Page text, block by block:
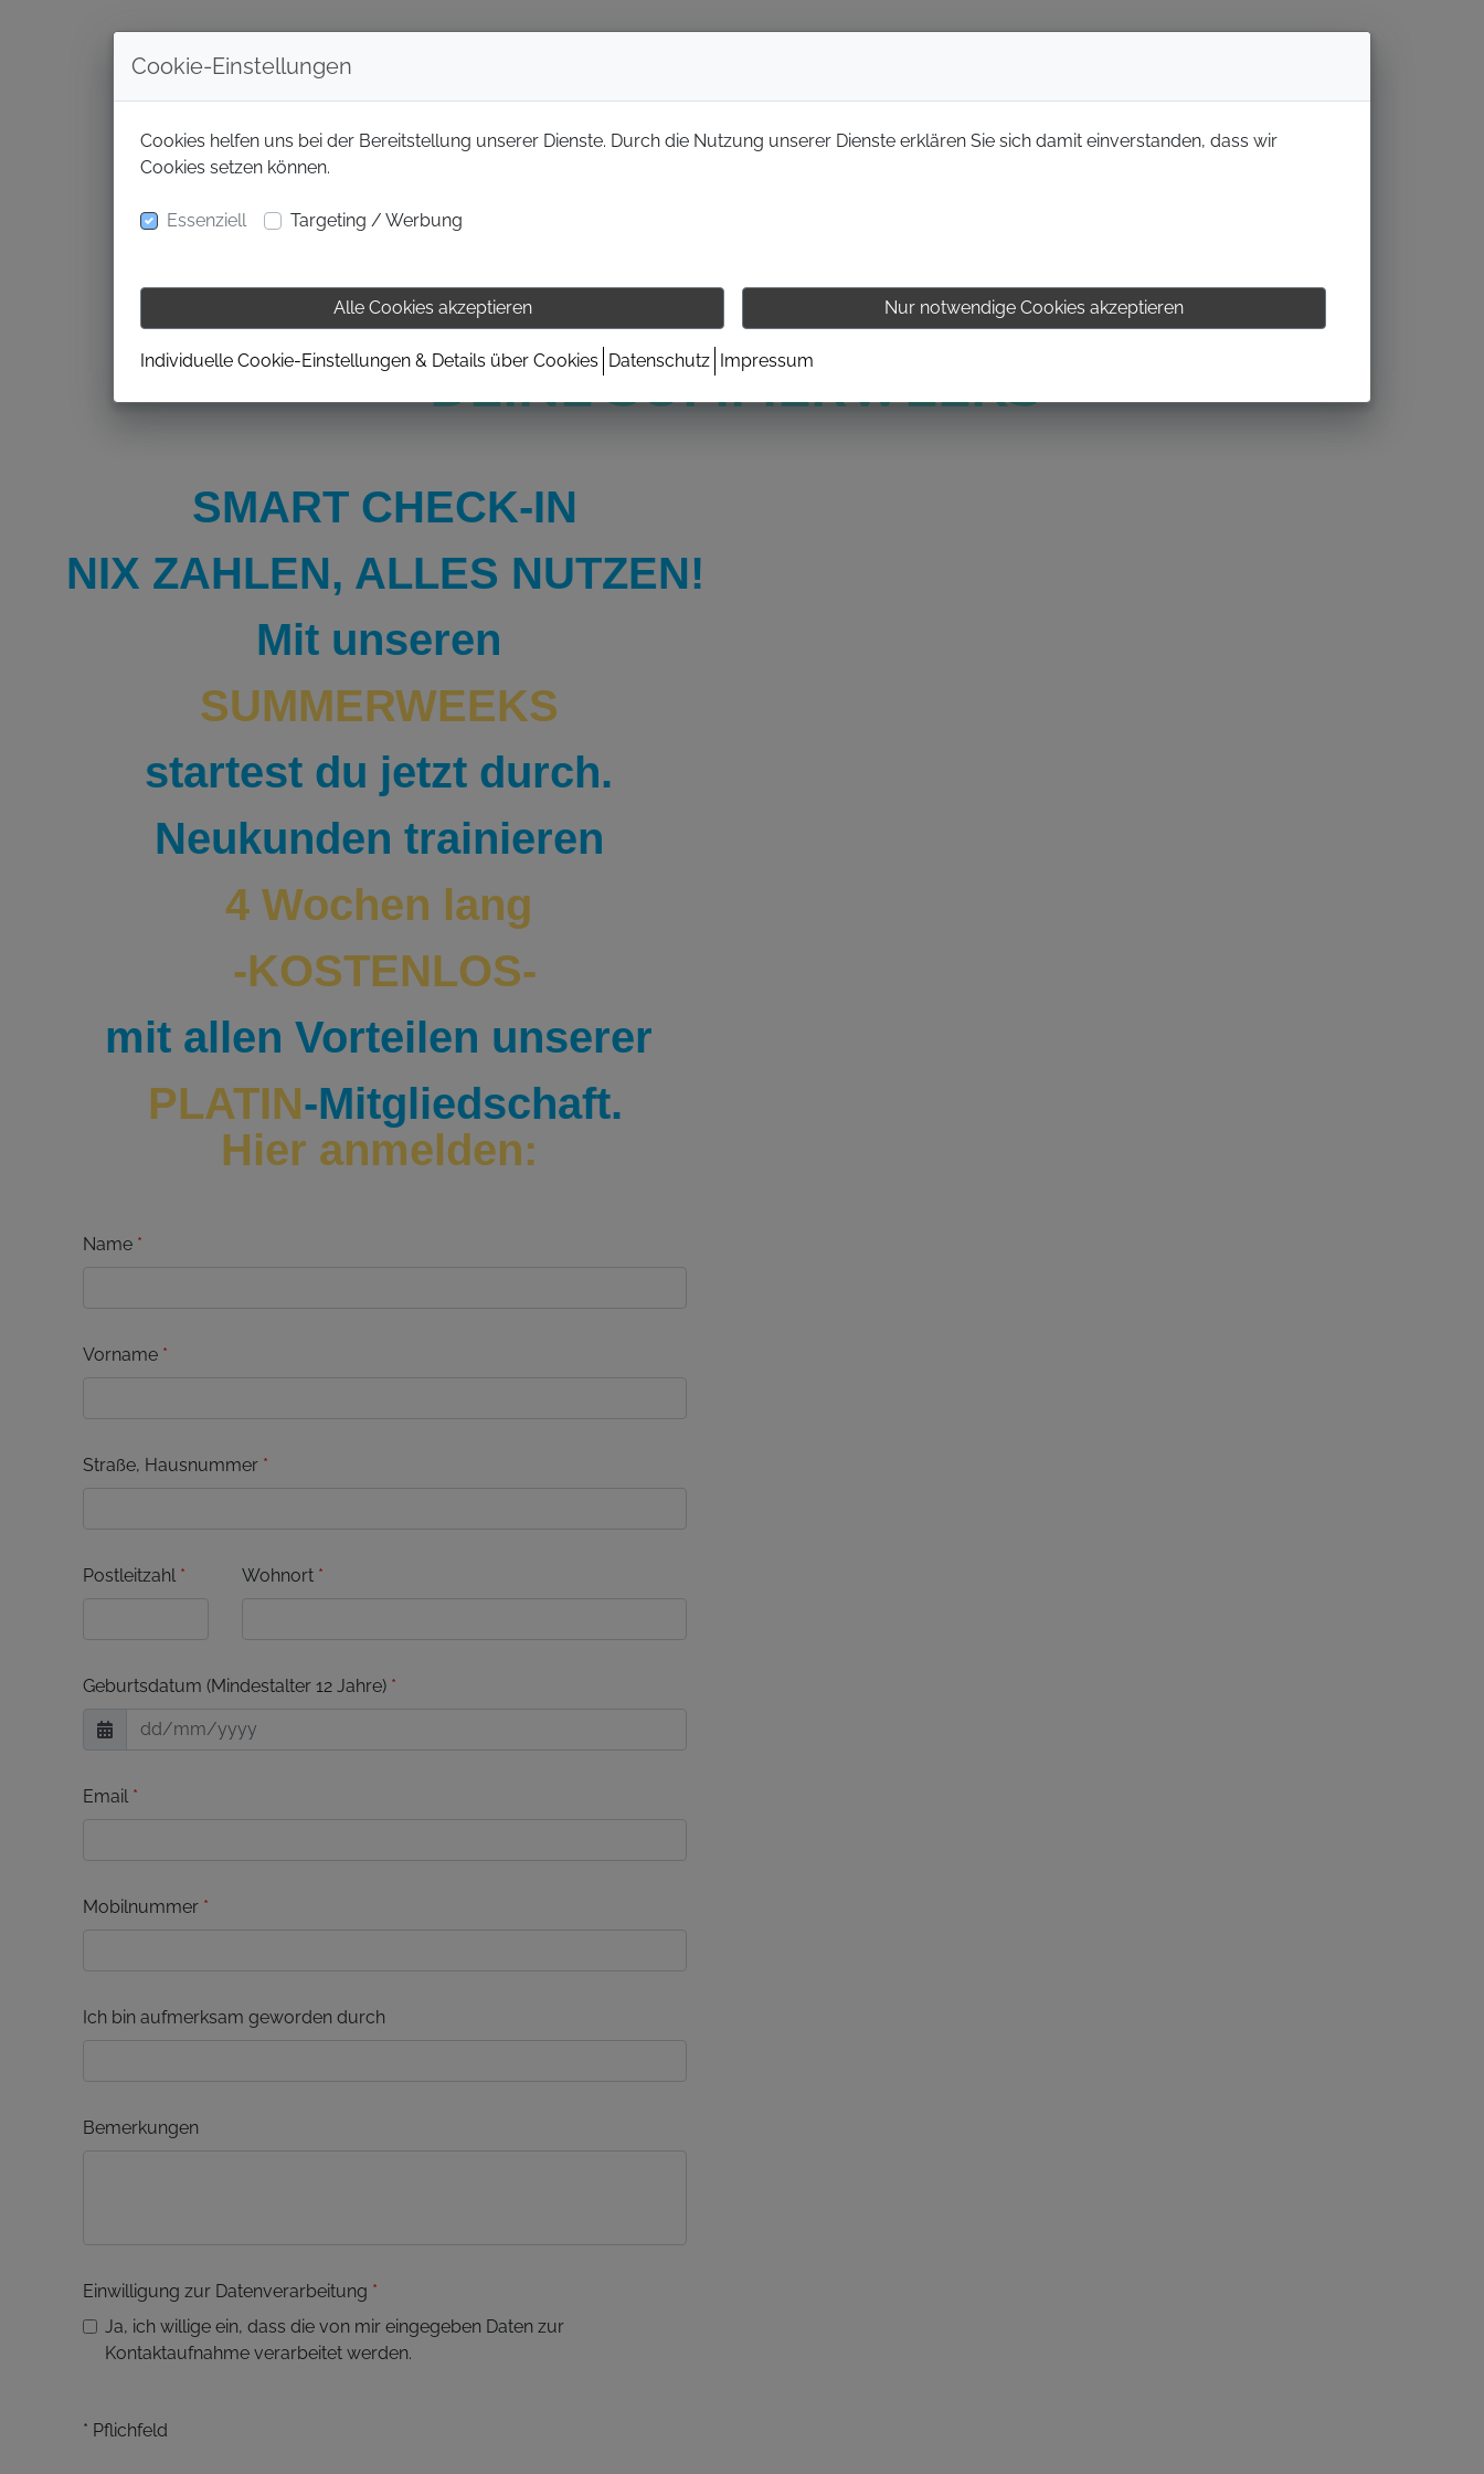
DEINE SUMMERWEEKS
SMART CHECK-IN
NIX ZAHLEN, ALLES NUTZEN!
Mit unseren
SUMMERWEEKS
startest du jetzt durch.
Neukunden trainieren
4 Wochen lang
-KOSTENLOS-
mit allen Vorteilen unserer
PLATIN-Mitgliedschaft.
Hier anmelden:
Name *
Vorname *
Straße, Hausnummer *
Postleitzahl* Wohnort *
Geburtsdatum (Mindestalter 12 Jahre) *
Email*
Mobilnummer *
Ich bin aufmerksam geworden durch
Bemerkungen
Einwilligung zur Datenverarbeitung *
Ja, ich willige ein, dass die von mir eingegeben Daten zur
Kontaktaufnahme verarbeitet werden.
* Pflichfeld
Cookie-Einstellungen
Cookies helfen uns bei der Bereitstellung unserer Dienste. Durch die Nutzung unserer Dienste erklären Sie sich damit einverstanden, dass wir
Cookies setzen können.
Essenziell Targeting / Werbung
Alle Cookies akzeptieren Nur notwendige Cookies akzeptieren
Individuelle Cookie-Einstellungen & Details über Cookies Datenschutz Impressum